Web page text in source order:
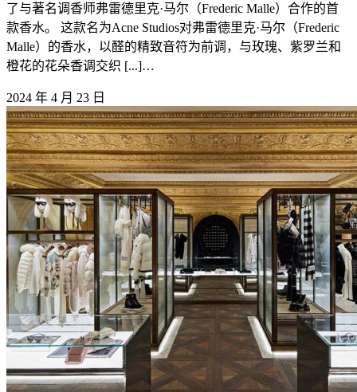
了与著名调香师弗雷德里克·马尔（Frederic Malle）合作的首
款香水。 这款名为Acne Studios对弗雷德里克·马尔（Frederic
Malle）的香水，以醛的精致音符为前调，与玫瑰、紫罗兰和
橙花的花朵香调交织 [...]…
2024 年 4 月 23 日